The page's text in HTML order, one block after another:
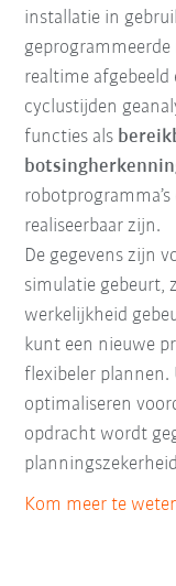
installatie in
realtime
cyclustijden
functies als
realiseerbaar zijn.
De gegevens zijn
simulatie gebeurt,
werkelijkheid
kunt een nieuwe
flexibeler plannen.
optimaliseren
opdracht wordt
Kom meer te